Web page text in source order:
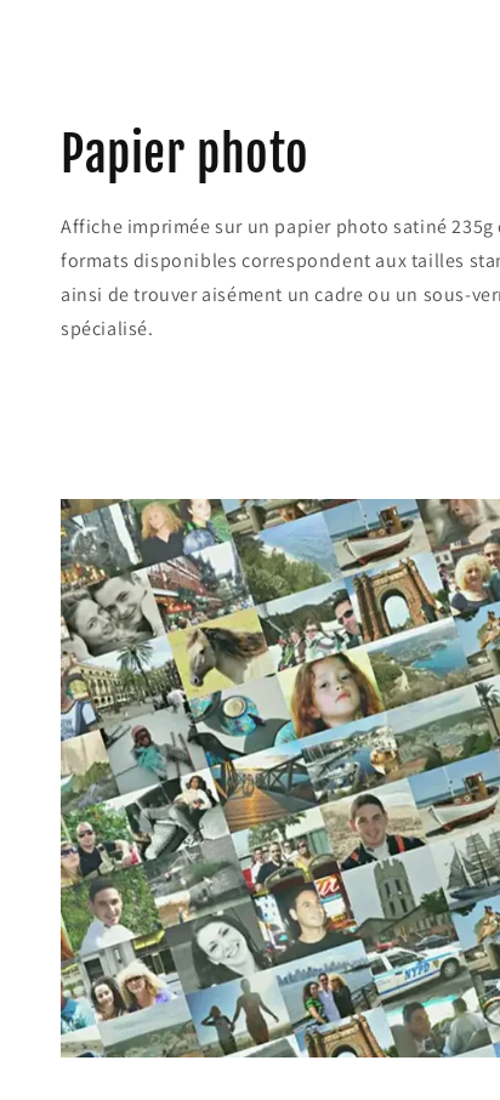
Papier photo
Affiche imprimée sur un papier photo satiné
formats disponibles correspondent aux tailles
ainsi de trouver aisément un cadre ou un sous-
spécialisé.